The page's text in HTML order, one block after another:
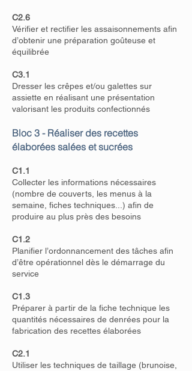
C2.6
Vérifier et rectifier les assaisonnements afin
d’obtenir une préparation goûteuse et
équilibrée
C3.1
Dresser les crêpes et/ou galettes sur
assiette en réalisant une présentation
valorisant les produits confectionnés
Bloc 3 - Réaliser des recettes
élaborées salées et sucrées
C1.1
Collecter les informations nécessaires
(nombre de couverts, les menus à la
semaine, fiches techniques...) afin de
produire au plus près des besoins
C1.2
Planifier l’ordonnancement des tâches afin
d’être opérationnel dès le démarrage du
service
C1.3
Préparer à partir de la fiche technique les
quantités nécessaires de denrées pour la
fabrication des recettes élaborées
C2.1
Utiliser les techniques de taillage (brunoise,